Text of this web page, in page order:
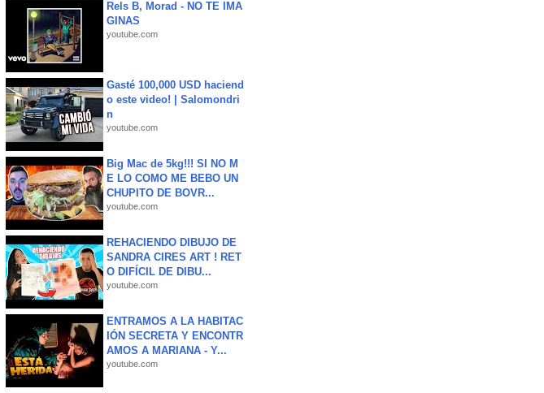
Rels B, Morad - NO TE IMA
GINAS
youtube.com
Gasté 100,000 USD haciend
o este video! | Salomondri
n
youtube.com
Big Mac de 5kg!!! SI NO M
E LO COMO ME BEBO UN
CHUPITO DE BOVR...
youtube.com
REHACIENDO DIBUJO DE
SANDRA CIRES ART ! RET
O DIFÍCIL DE DIBU...
youtube.com
ENTRAMOS A LA HABITAC
IÓN SECRETA Y ENCONTR
AMOS A MARIANA - Y...
youtube.com